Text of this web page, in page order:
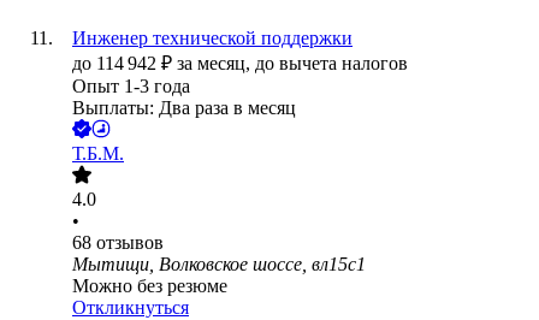
Инженер технической поддержки
до 114 942 ₽ за месяц, до вычета налогов
Опыт 1-3 года
Выплаты: Два раза в месяц
Т.Б.М.
4.0
•
68 отзывов
Мытищи, Волковское шоссе, вл15с1
Можно без резюме
Откликнуться